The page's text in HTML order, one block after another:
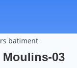
batiment
03